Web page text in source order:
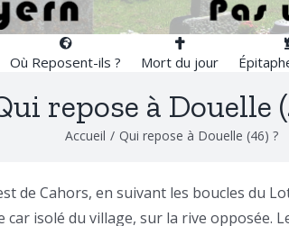
Où Reposent-ils ? Mort du jour
repose à Douelle
Accueil / Qui repose à Douelle (46) ?
de Cahors, en suivant les boucles du
isolé du village, sur la rive opposée.